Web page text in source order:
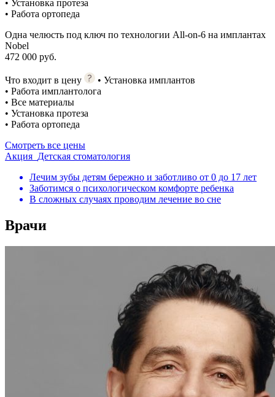
• Установка протеза
• Работа ортопеда
Одна челюсть под ключ по технологии All-on-6 на имплантах
Nobel
472 000 руб.
Что входит в цену
• Установка имплантов
• Работа имплантолога
• Все материалы
• Установка протеза
• Работа ортопеда
Смотреть все цены
Акция Детская стоматология
Лечим зубы детям бережно и заботливо от 0 до 17 лет
Заботимся о психологическом комфорте ребенка
В сложных случаях проводим лечение во сне
Врачи